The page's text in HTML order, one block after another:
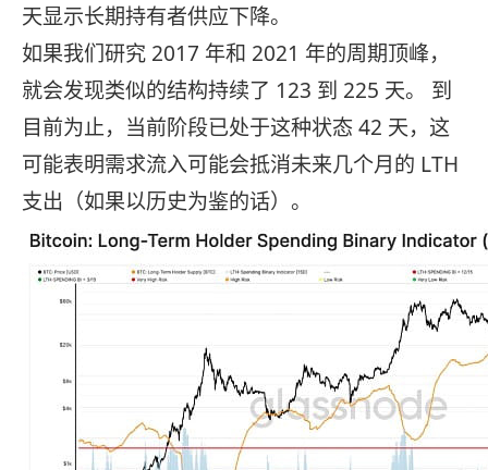
天显示长期持有者供应下降。
如果我们研究 2017 年和 2021 年的周期顶峰，
就会发现类似的结构持续了 123 到 225 天。 到
目前为止，当前阶段已处于这种状态 42 天，这
可能表明需求流入可能会抵消未来几个月的 LTH
支出（如果以历史为鉴的话）。